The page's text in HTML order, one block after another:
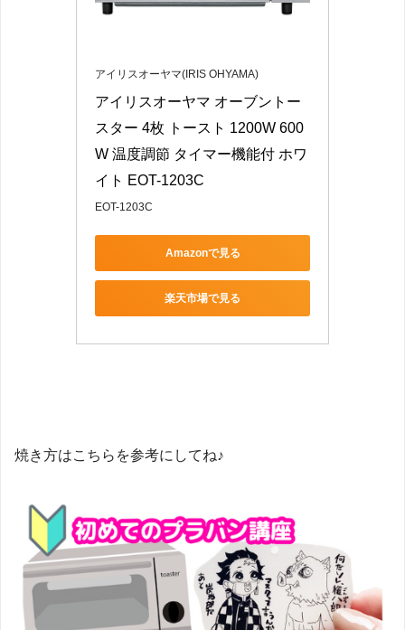
アイリスオーヤマ(IRIS OHYAMA)
アイリスオーヤマ オーブントー
スター 4枚 トースト 1200W 600
W 温度調節 タイマー機能付 ホワ
イト EOT-1203C
EOT-1203C
Amazonで見る
楽天市場で見る
焼き方はこちらを参考にしてね♪